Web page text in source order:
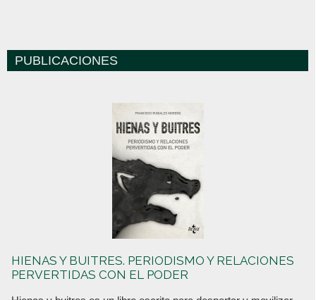
PUBLICACIONES
HIENAS Y BUITRES. PERIODISMO Y RELACIONES
PERVERTIDAS CON EL PODER